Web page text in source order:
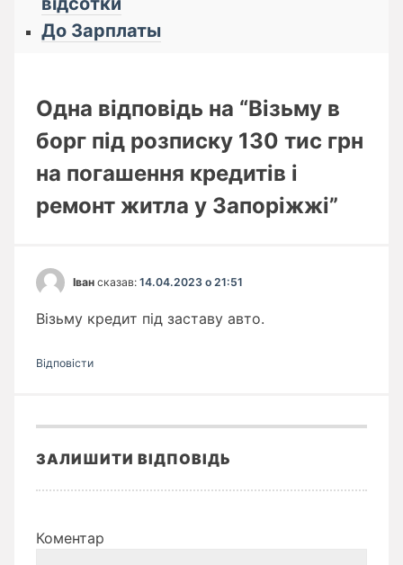
До Зарплаты
Одна відповідь на “Візьму в
борг під розписку 130 тис грн
на погашення кредитів і
ремонт житла у Запоріжжі”
Іван сказав: 14.04.2023 о 21:51
Візьму кредит під заставу авто.
Відповіcти
ЗАЛИШИТИ ВІДПОВІДЬ
Коментар